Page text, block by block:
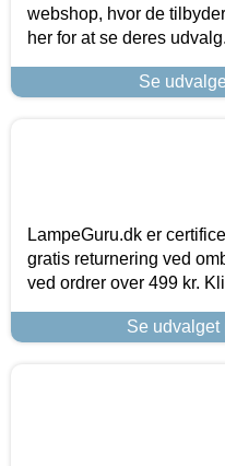
webshop, hvor de
her for at se deres udvalg.
Se
LampeGuru.dk er
gratis returnering ved
ved ordrer over 499 kr.
Se udvalget